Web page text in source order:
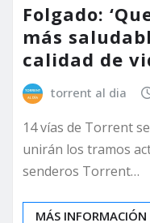
Folgado:
más
calidad de
torrent al dia
14 vías de Torrent
unirán los tramos
senderos Torrent…
MÁS INFORMACIÓN